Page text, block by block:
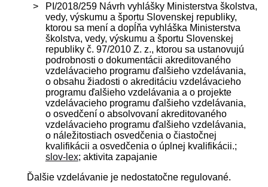
PI/2018/259 Návrh vyhlášky Ministerstva školstva,
vedy, výskumu a športu Slovenskej republiky,
ktorou sa mení a dopĺňa vyhláška Ministerstva
školstva, vedy, výskumu a športu Slovenskej
republiky č. 97/2010 Z. z., ktorou sa ustanovujú
podrobnosti o dokumentácii akreditovaného
vzdelávacieho programu ďalšieho vzdelávania,
o obsahu žiadosti o akreditáciu vzdelávacieho
programu ďalšieho vzdelávania a o projekte
vzdelávacieho programu ďalšieho vzdelávania,
o osvedčení o absolvovaní akreditovaného
vzdelávacieho programu ďalšieho vzdelávania,
o náležitostiach osvedčenia o čiastočnej
kvalifikácii a osvedčenia o úplnej kvalifikácii.;
slov-lex; aktivita zapajanie
Ďalšie vzdelávanie je nedostatočne regulované.